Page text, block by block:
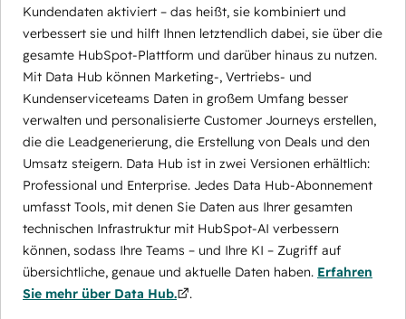
Kundendaten aktiviert – das heißt, sie kombiniert und
verbessert sie und hilft Ihnen letztendlich dabei, sie über die
gesamte HubSpot-Plattform und darüber hinaus zu nutzen.
Mit Data Hub können Marketing-, Vertriebs- und
Kundenserviceteams Daten in großem Umfang besser
verwalten und personalisierte Customer Journeys erstellen,
die die Leadgenerierung, die Erstellung von Deals und den
Umsatz steigern. Data Hub ist in zwei Versionen erhältlich:
Professional und Enterprise. Jedes Data Hub-Abonnement
umfasst Tools, mit denen Sie Daten aus Ihrer gesamten
technischen Infrastruktur mit HubSpot-AI verbessern
können, sodass Ihre Teams – und Ihre KI – Zugriff auf
übersichtliche, genaue und aktuelle Daten haben. Erfahren
Sie mehr über Data Hub.
.